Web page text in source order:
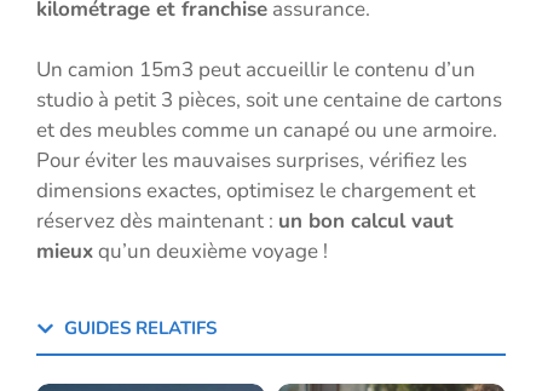
kilométrage et franchise assurance.
Un camion 15m3 peut accueillir le contenu d’un
studio à petit 3 pièces, soit une centaine de cartons
et des meubles comme un canapé ou une armoire.
Pour éviter les mauvaises surprises, vérifiez les
dimensions exactes, optimisez le chargement et
réservez dès maintenant : un bon calcul vaut
mieuxqu’un deuxième voyage !
GUIDES RELATIFS